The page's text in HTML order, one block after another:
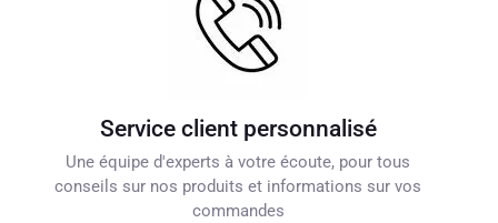
Service client personnalisé
Une équipe d'experts à votre écoute, pour tous
conseils sur nos produits et informations sur vos
commandes